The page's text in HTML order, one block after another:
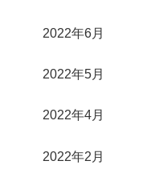
2022年6月
2022年5月
2022年4月
2022年2月